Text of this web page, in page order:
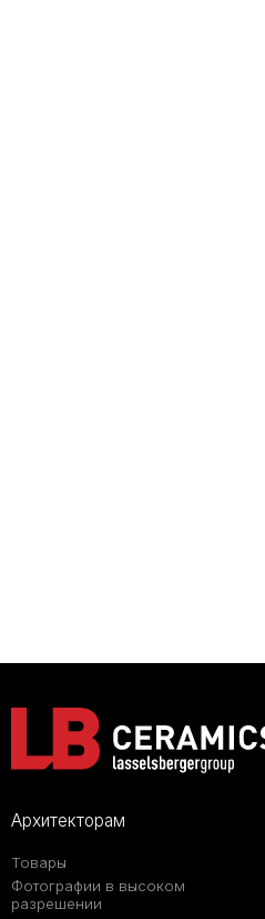
Архитекторам
Товары
Фотографии в высоком
разрешении